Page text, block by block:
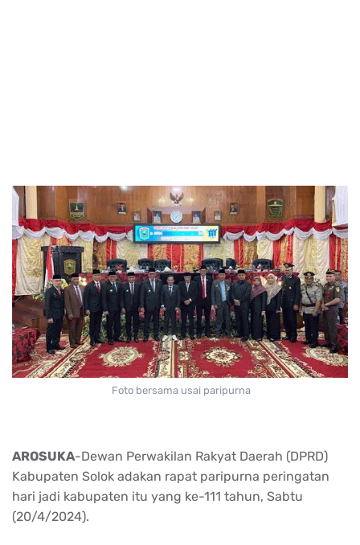
Foto bersama usai paripurna
AROSUKA-Dewan Perwakilan Rakyat Daerah (DPRD)
Kabupaten Solok adakan rapat paripurna peringatan
hari jadi kabupaten itu yang ke-111 tahun, Sabtu
(20/4/2024).